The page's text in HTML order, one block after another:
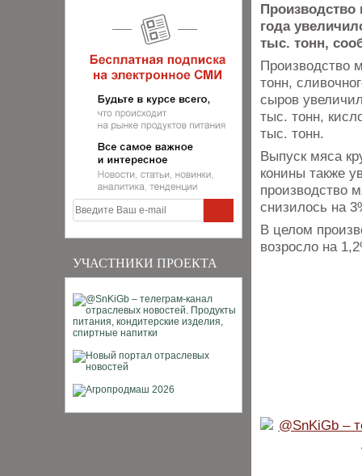
УЧАСТНИКИ ПРОЕКТА
Производство
года
тыс. тонн,
Производство
тонн,
сыров
тыс. тонн,
тыс. тонн.
Выпуск мяса
конины также
производство
снизилось на
В целом
возросло на